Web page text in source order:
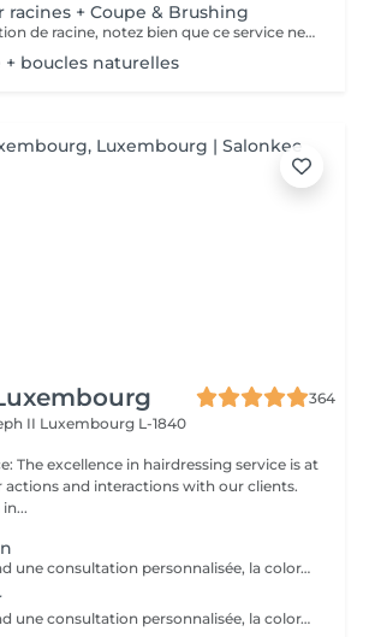
racines + Coupe & Brushing
Service de coloration de racine, notez bien que ce service ne permet pas d‘effectuer d’importants éclaircissements tel qu‘un balayage ou des mèches.
+ boucles naturelles
364
II Luxembourg L-1840
actions and interactions with our clients.
Le pack comprend une consultation personnalisée, la coloration des racines avec les produits L’OREAL PROFESSIONNEL , shampooing et conditionneur spécifiques REDKEN , le séchage et les produits de finitions REDKEN. Option Coupe : la coupe IGORANCE ( finition sur cheveux secs), le séchage et les produits de finitions REDKEN. * Tarifs à titre indicatifs à confirmer après la consultation personnalisée établit auprès de votre coiffeur/stylist/spécialiste * La direction se réserve le droit d’apporter des modifications pour le bon fonctionnement du salon
Le pack comprend une consultation personnalisée, la coloration des racines et un coup de soleil avec les produits LOREAL PROFESSIONNEL , shampooing et conditionneur spécifiques REDKEN , le séchage et les produits de styling REDKEN Option Coupe : la coupe IGORANCE ( finition sur cheveux secs), le séchage et les produits de styling REDKEN * Tarifs à titre indicatifs à confirmer après la consultation personnalisée établit auprès de votre coiffeur/stylist/spécialiste * La direction se réserve le droit d’apporter des modifications pour le bon fonctionnement du salon